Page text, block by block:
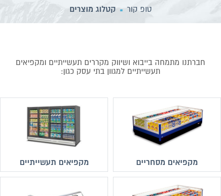
טופ קור ■ קטלוג מוצרים
חברתנו מתמחה בייבוא ושיווק מקררים תעשייתיים ומקפיאים
תעשייתיים למגוון בתי עסק כגון:
מקפיאים מסחריים מקפיאים תעשייתיים